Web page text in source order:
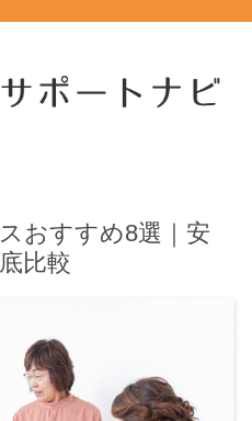
おすすめ8選｜安
比較